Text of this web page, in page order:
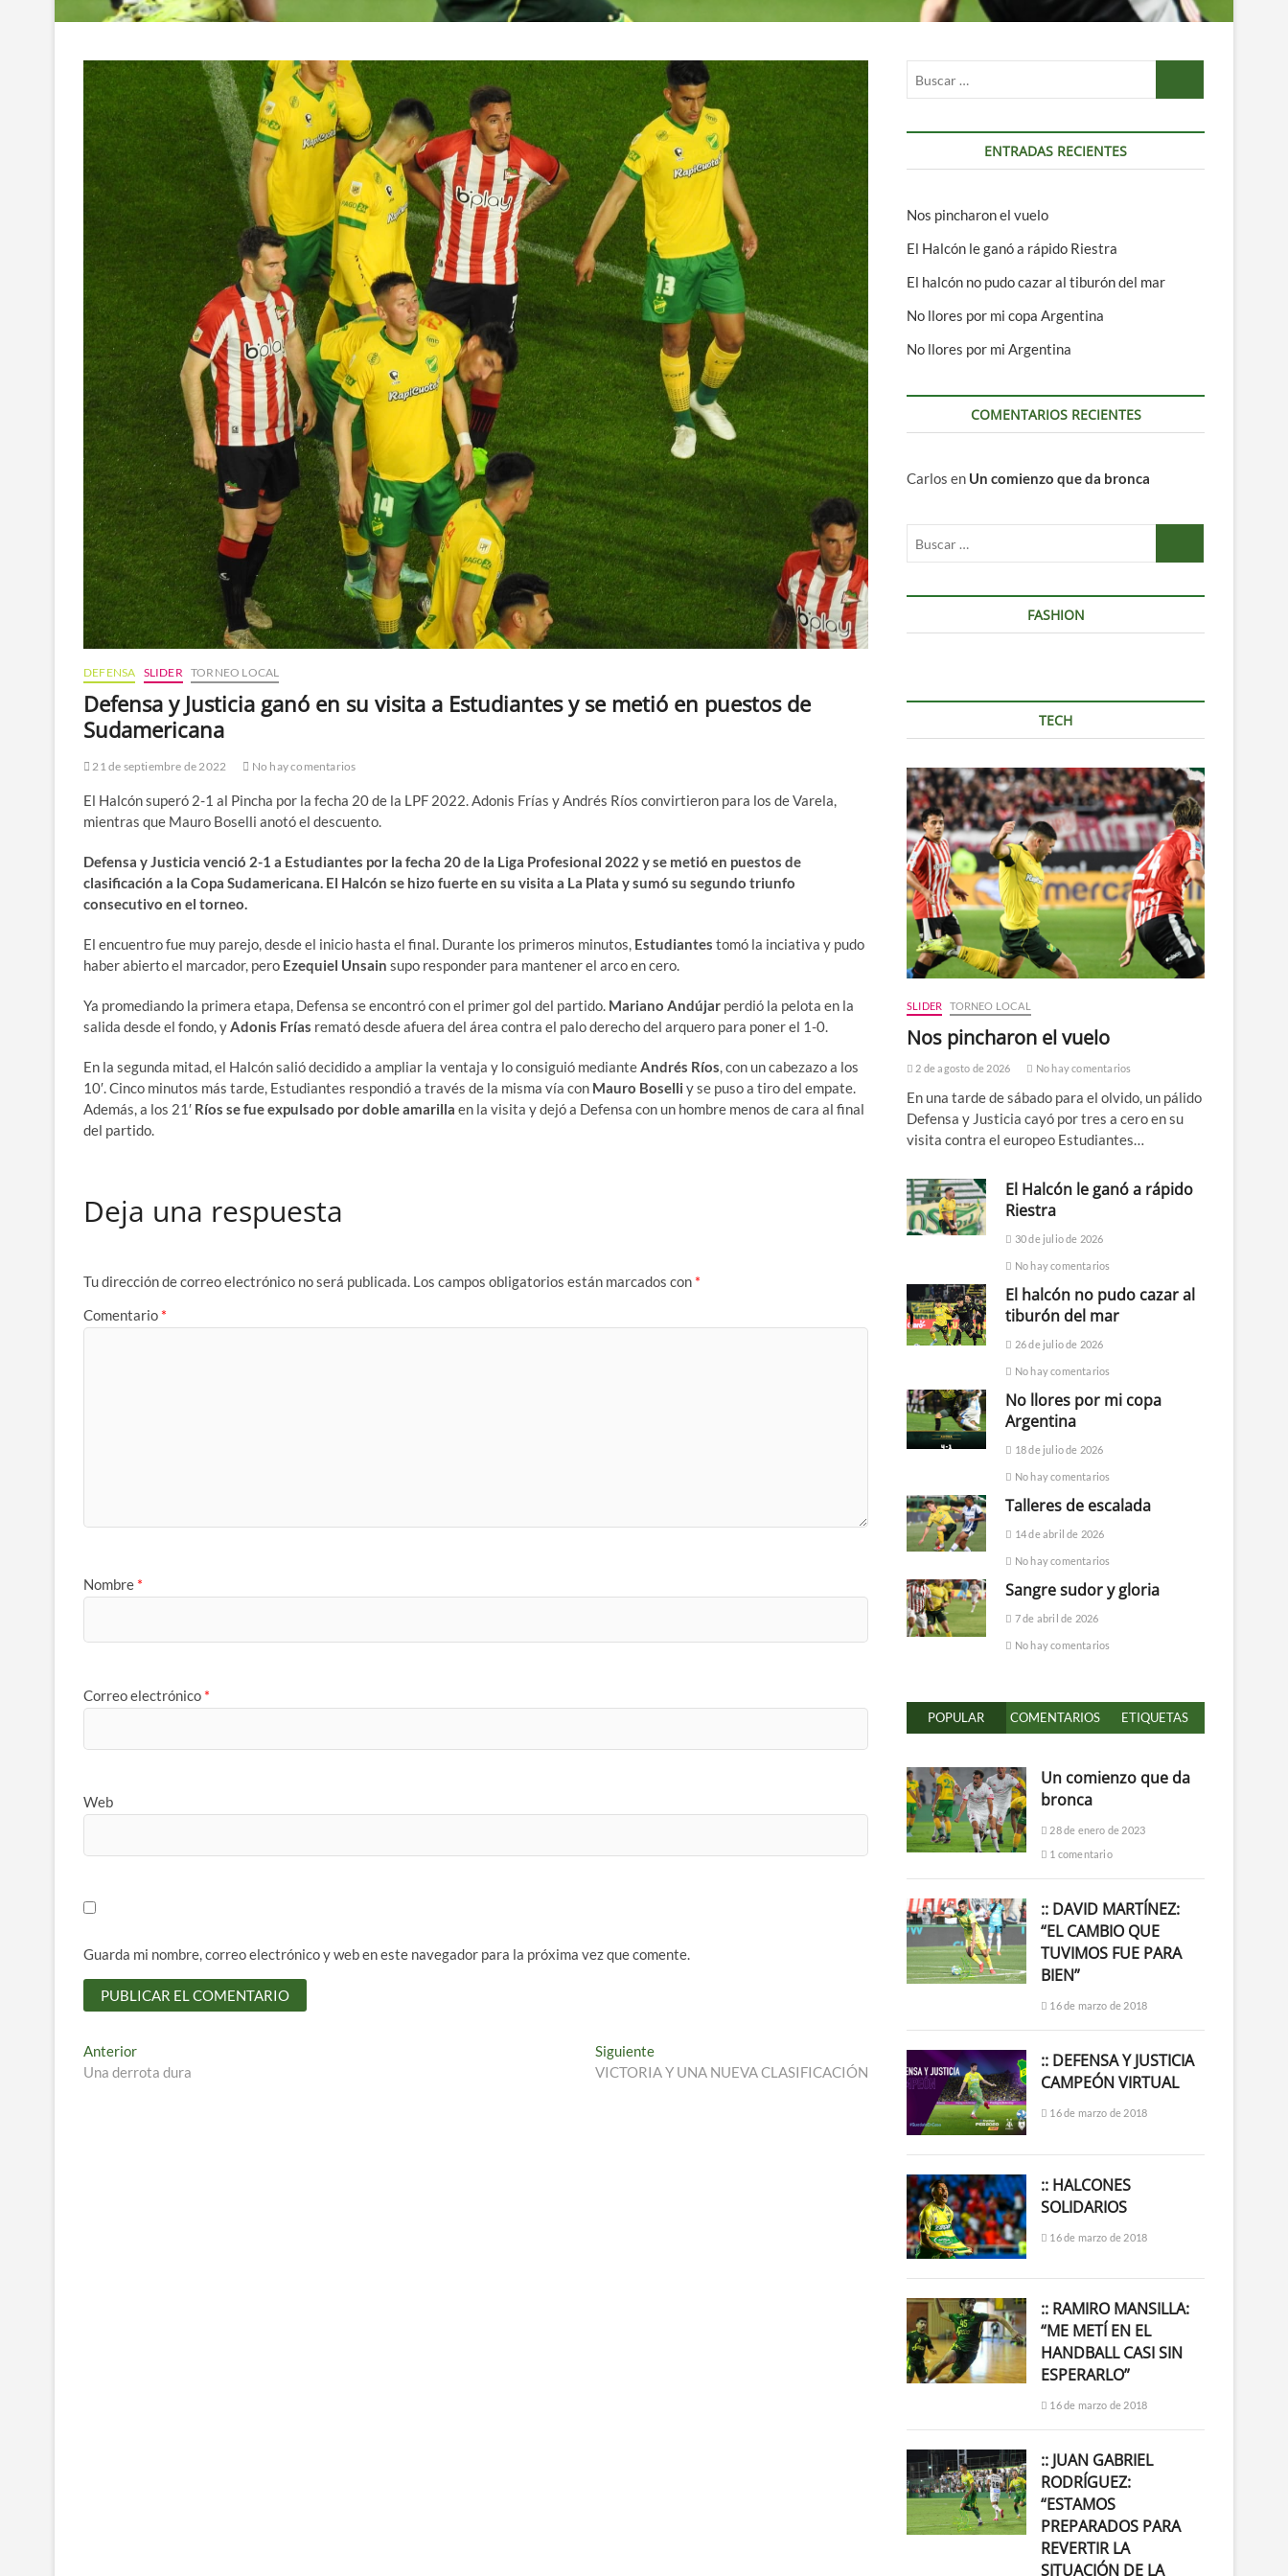
DEFENSA SLIDER TORNEO LOCAL
Defensa y Justicia ganó en su visita a Estudiantes y se metió en puestos de
Sudamericana
21 de septiembre de 2022 No hay comentarios
El Halcón superó 2-1 al Pincha por la fecha 20 de la LPF 2022. Adonis Frías y Andrés Ríos convirtieron para los de Varela,
mientras que Mauro Boselli anotó el descuento.
Defensa y Justicia venció 2-1 a Estudiantes por la fecha 20 de la Liga Profesional 2022 y se metió en puestos de
clasificación a la Copa Sudamericana. El Halcón se hizo fuerte en su visita a La Plata y sumó su segundo triunfo
consecutivo en el torneo.
El encuentro fue muy parejo, desde el inicio hasta el final. Durante los primeros minutos, Estudiantes tomó la inciativa y pudo
haber abierto el marcador, pero Ezequiel Unsain supo responder para mantener el arco en cero.
Ya promediando la primera etapa, Defensa se encontró con el primer gol del partido. Mariano Andújar perdió la pelota en la
salida desde el fondo, yAdonis Frías remató desde afuera del área contra el palo derecho del arquero para poner el 1-0.
En la segunda mitad, el Halcón salió decidido a ampliar la ventaja y lo consiguió medianteAndrés Ríos, con un cabezazo a los
10′. Cinco minutos más tarde, Estudiantes respondió a través de la misma vía con Mauro Boselli y se puso a tiro del empate.
Además, a los 21′ Ríos se fue expulsado por doble amarilla en la visita y dejó a Defensa con un hombre menos de cara al final
del partido.
Deja una respuesta
Tu dirección de correo electrónico no será publicada. Los campos obligatorios están marcados con *
Comentario *
Nombre *
Correo electrónico *
Web
Guarda mi nombre, correo electrónico y web en este navegador para la próxima vez que comente.
Navegación
de
AnteriorEntrada
anterior:
Una derrota dura
SiguienteEntrada
siguiente:
VICTORIA Y UNA NUEVA CLASIFICACIÓN
ENTRADAS RECIENTES
Nos pincharon el vuelo
El Halcón le ganó a rápido Riestra
El halcón no pudo cazar al tiburón del mar
No llores por mi copa Argentina
No llores por mi Argentina
COMENTARIOS RECIENTES
Carlos en Un comienzo que da bronca
FASHION
TECH
SLIDER TORNEO LOCAL
Nos pincharon el vuelo
2 de agosto de 2026 No hay comentarios
En una tarde de sábado para el olvido, un pálido
Defensa y Justicia cayó por tres a cero en su
visita contra el europeo Estudiantes…
El Halcón le ganó a rápido
Riestra
30 de julio de 2026
No hay comentarios
El halcón no pudo cazar al
tiburón del mar
26 de julio de 2026
No hay comentarios
No llores por mi copa
Argentina
18 de julio de 2026
No hay comentarios
Talleres de escalada
14 de abril de 2026
No hay comentarios
Sangre sudor y gloria
7 de abril de 2026
No hay comentarios
POPULAR COMENTARIOS ETIQUETAS
Un comienzo que da
bronca
28 de enero de 2023
1 comentario
:: DAVID MARTÍNEZ:
“EL CAMBIO QUE
TUVIMOS FUE PARA
BIEN”
16 de marzo de 2018
:: DEFENSA Y JUSTICIA
CAMPEÓN VIRTUAL
16 de marzo de 2018
:: HALCONES
SOLIDARIOS
16 de marzo de 2018
:: RAMIRO MANSILLA:
“ME METÍ EN EL
HANDBALL CASI SIN
ESPERARLO”
16 de marzo de 2018
:: JUAN GABRIEL
RODRÍGUEZ:
“ESTAMOS
PREPARADOS PARA
REVERTIR LA
SITUACIÓN DE LA